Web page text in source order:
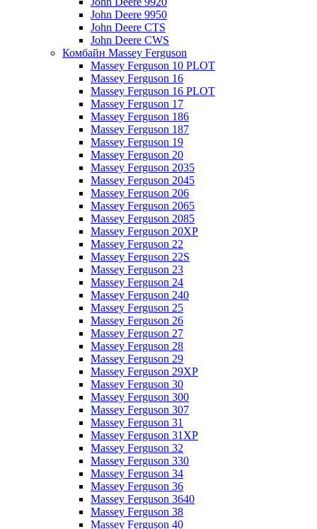
John Deere 9950
John Deere CTS
John Deere CWS
Комбайн Massey Ferguson
Massey Ferguson 10 PLOT
Massey Ferguson 16
Massey Ferguson 16 PLOT
Massey Ferguson 17
Massey Ferguson 186
Massey Ferguson 187
Massey Ferguson 19
Massey Ferguson 20
Massey Ferguson 2035
Massey Ferguson 2045
Massey Ferguson 206
Massey Ferguson 2065
Massey Ferguson 2085
Massey Ferguson 20XP
Massey Ferguson 22
Massey Ferguson 22S
Massey Ferguson 23
Massey Ferguson 24
Massey Ferguson 240
Massey Ferguson 25
Massey Ferguson 26
Massey Ferguson 27
Massey Ferguson 28
Massey Ferguson 29
Massey Ferguson 29XP
Massey Ferguson 30
Massey Ferguson 300
Massey Ferguson 307
Massey Ferguson 31
Massey Ferguson 31XP
Massey Ferguson 32
Massey Ferguson 330
Massey Ferguson 34
Massey Ferguson 36
Massey Ferguson 3640
Massey Ferguson 38
Massey Ferguson 40